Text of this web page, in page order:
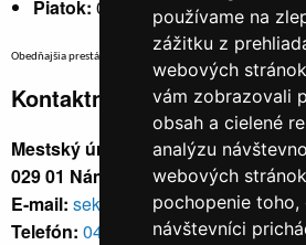
používame na
zážitku z
webových
vám zobrazovali
obsah a cielené
analýzu
webových
pochopenie toho,
návštevníci
Piatok: 07:30 - 14:00
Obedňajšia prestávka v trvaní 30 minút v čase medzi 10:30 -
Kontaktné údaje
Mestský úrad, Cyrila a Metoda
029 01 Námestovo
E-mail: sekretariat@namestovo.sk
Telefón: 043 5504711